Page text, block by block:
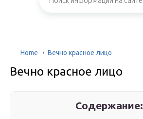
Home Вечно красное лицо
Вечно красное лицо
Содержание: